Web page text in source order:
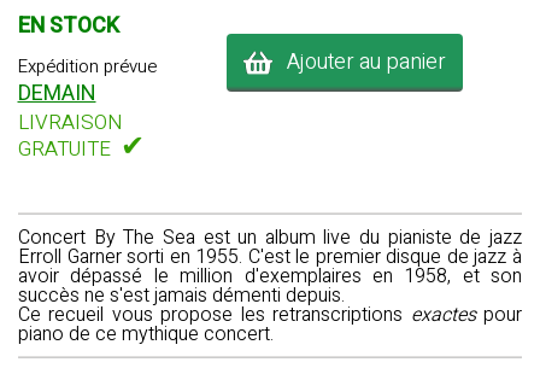
EN STOCK
Expédition prévue
DEMAIN
LIVRAISON
GRATUITE ✔
Ajouter au panier
Concert By The Seaest un album live du pianiste de jazz
Erroll Garner sorti en 1955. C'est le premier disque de jazz à
avoir dépassé le million d'exemplaires en 1958, et son
succès ne s'est jamais démenti depuis.
Ce recueil vous propose les retranscriptions exactespour
piano de ce mythique concert.